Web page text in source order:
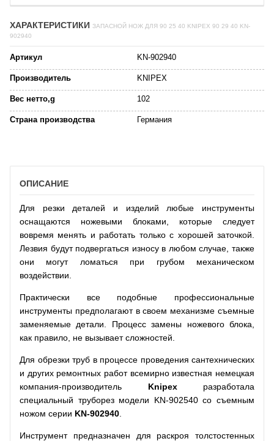
ХАРАКТЕРИСТИКИ ЗАПАСНОЙ НОЖ ДЛЯ 90 25 40 KNIPEX 90 29 40 KN-
902940
Артикул KN-902940
Производитель KNIPEX
Вес нетто,g 102
Страна производства Германия
ОПИСАНИЕ
Для резки деталей и изделий любые инструменты
оснащаются ножевыми блоками, которые следует
вовремя менять и работать только с хорошей заточкой.
Лезвия будут подвергаться износу в любом случае, также
они могут ломаться при грубом механическом
воздействии.
Практически все подобные профессиональные
инструменты предполагают в своем механизме съемные
заменяемые детали. Процесс замены ножевого блока,
как правило, не вызывает сложностей.
Для обрезки труб в процессе проведения сантехнических
и других ремонтных работ всемирно известная немецкая
компания-производитель Knipexразработала
специальный труборез модели KN-902540 со съемным
ножом серии KN-902940
Инструмент предназначен для раскроя толстостенных